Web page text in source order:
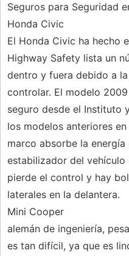
Seguros para Seguridad
Honda Civic
El Honda Civic ha hecho
Highway Safety lista un
dentro y fuera debido a
controlar. El modelo
seguro desde el Instituto
los modelos anteriores
marco absorbe la
estabilizador del vehículo
pierde el control y hay
laterales en la delantera.
Mini Cooper
alemán de ingeniería,
es tan difícil, ya que es